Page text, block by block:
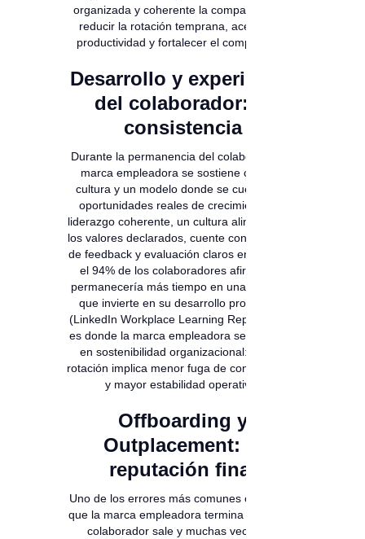
organizada y coherente la compañía logra
reducir la rotación temprana, acelerar la
productividad y fortalecer el compromiso.
Desarrollo y experiencia
del colaborador: la
consistencia
Durante la permanencia del colaborador, la
marca empleadora se sostiene con una
cultura y un modelo donde se cuente con
oportunidades reales de crecimiento, un
liderazgo coherente, un cultura alineada con
los valores declarados, cuente con procesos
de feedback y evaluación claros entre otros;
el 94% de los colaboradores afirma que
permanecería más tiempo en una empresa
que invierte en su desarrollo profesional
(LinkedIn Workplace Learning Report), aquí
es donde la marca empleadora se convierte
en sostenibilidad organizacional: Menos
rotación implica menor fuga de conocimiento
y mayor estabilidad operativa.
Offboarding y
Outplacement: la
reputación final
Uno de los errores más comunes es pensar
que la marca empleadora termina cuando el
colaborador sale y muchas veces las